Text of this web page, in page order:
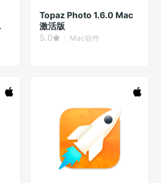
Topaz Photo 1.6.0 Mac
激活版
5.0
Mac软件